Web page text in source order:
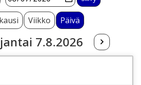
Viikko Päivä
7.8.2026